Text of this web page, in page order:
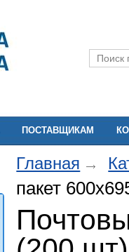
ПОСТАВЩИКАМ
Главная
пакет